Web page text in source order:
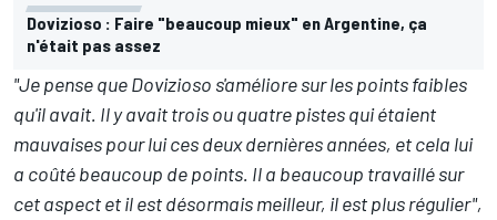
Dovizioso : Faire "beaucoup mieux" en Argentine, ça
n'était pas assez
"Je pense que Dovizioso s'améliore sur les points faibles
qu'il avait. Il y avait trois ou quatre pistes qui étaient
mauvaises pour lui ces deux dernières années, et cela lui
a coûté beaucoup de points. Il a beaucoup travaillé sur
cet aspect et il est désormais meilleur, il est plus régulier",